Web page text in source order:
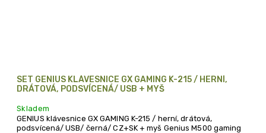
SET GENIUS KLÁVESNICE GX GAMING K-215 / HERNÍ,
DRÁTOVÁ, PODSVÍCENÁ/ USB + MYŠ
Skladem
GENIUS klávesnice GX GAMING K-215 / herní, drátová,
podsvícená/ USB/ černá/ CZ+SK + myš Genius M500 gaming